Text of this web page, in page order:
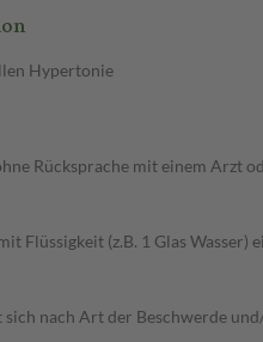
Hypertonie
Rücksprache mit einem Arzt
Flüssigkeit (z.B. 1 Glas Wasser)
nach Art der Beschwerde